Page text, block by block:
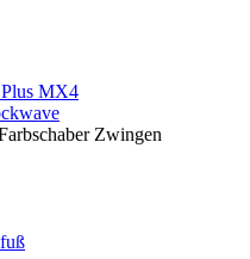
MX4
Zwingen